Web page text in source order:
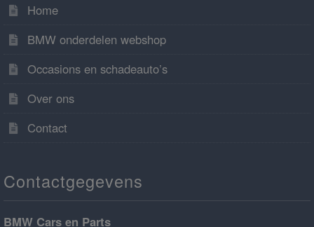
Home
BMW onderdelen webshop
Occasions en schadeauto’s
Over ons
Contact
Contactgegevens
BMW Cars en Parts